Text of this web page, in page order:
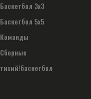
Баскетбол 3х3
Баскетбол 5х5
Команды
Сборные
тихий!баскетбол